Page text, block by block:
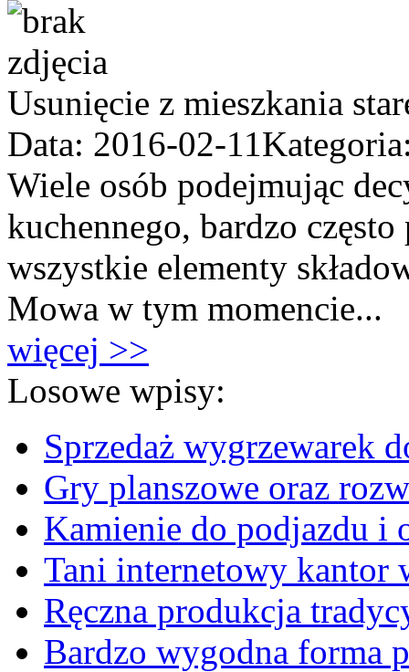
Usunięcie z mieszkania
Data: 2016-02-11
Wiele osób podejmując
kuchennego, bardzo
wszystkie elementy
Mowa w tym momencie...
więcej >>
Losowe wpisy:
Sprzedaż wygrzewarek
Gry planszowe oraz
Kamienie do podjazdu i
Tani internetowy kantor
Ręczna produkcja
Bardzo wygodna forma